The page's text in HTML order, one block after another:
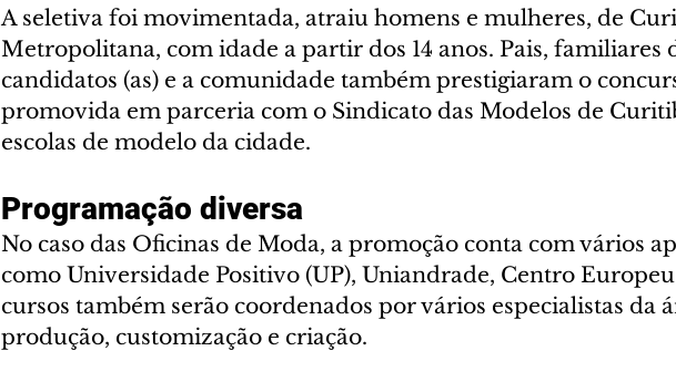
A seletiva foi movimentada, atraiu homens e mulheres, de
Metropolitana, com idade a partir dos 14 anos. Pais, familiares
candidatos (as) e a comunidade também prestigiaram o
promovida em parceria com o Sindicato das Modelos de
escolas de modelo da cidade.
Programação diversa
No caso das Oficinas de Moda, a promoção conta com vários
como Universidade Positivo (UP), Uniandrade, Centro Europeu
cursos também serão coordenados por vários especialistas da
produção, customização e criação.